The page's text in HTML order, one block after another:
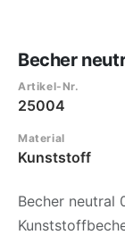
Becher
Artikel-Nr.
25004
Material
Kunststoff
Becher neutral